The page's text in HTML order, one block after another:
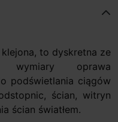
klejona, to dyskretna ze
oprawa
podświetlania ciągów
ścian, witryn
ścian światłem.